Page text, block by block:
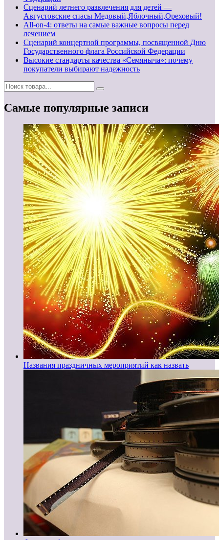
Сценарий летнего развлечения для детей —
Августовские спасы Медовый,Яблочный,Ореховый!
All-on-4: ответы на самые важные вопросы перед
лечением
Сценарий концертной программы, посвященной Дню
Государственного флага Российской Федерации
Высокие стандарты качества «Семяныча»: почему
покупатели выбирают надежность
Самые популярные записи
Названия праздничных мероприятий как назвать